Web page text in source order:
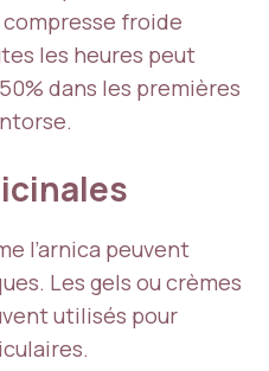
froide
les heures peut
dans les premières
l’arnica peuvent
Les gels ou crèmes
utilisés pour